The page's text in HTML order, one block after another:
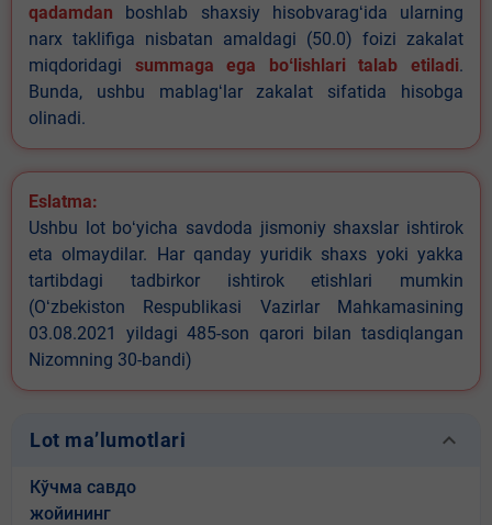
qadamdan boshlab shaxsiy hisobvaragʻida ularning
narx taklifiga nisbatan amaldagi (50.0) foizi zakalat
miqdoridagi summaga ega boʻlishlari talab etiladi.
Bunda, ushbu mablagʻlar zakalat sifatida hisobga
olinadi.
Eslatma:
Ushbu lot boʻyicha savdoda jismoniy shaxslar ishtirok
eta olmaydilar. Har qanday yuridik shaxs yoki yakka
tartibdagi tadbirkor ishtirok etishlari mumkin
(Oʻzbekiston Respublikasi Vazirlar Mahkamasining
03.08.2021 yildagi 485-son qarori bilan tasdiqlangan
Nizomning 30-bandi)
Lot ma’lumotlari keyboard_arrow_down
Кўчма савдо
жойининг